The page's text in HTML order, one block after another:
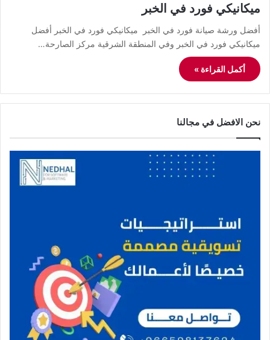
ميكانيكي فورد في الخبر
أفضل ورشة صيانة فورد في الخبر ميكانيكي فورد في الخبر أفضل
ميكانيكي فورد في الخبر وفي المنطقة الشرقية مركز الصارحة…
أكمل القراءة »
نحن الافضل في مجالنا